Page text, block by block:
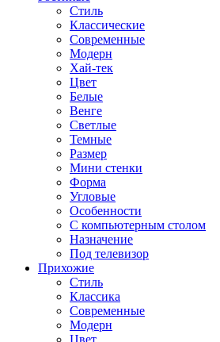
Стиль
Классические
Современные
Модерн
Хай-тек
Цвет
Белые
Венге
Светлые
Темные
Размер
Мини стенки
Форма
Угловые
Особенности
С компьютерным столом
Назначение
Под телевизор
Прихожие
Стиль
Классика
Современные
Модерн
Цвет